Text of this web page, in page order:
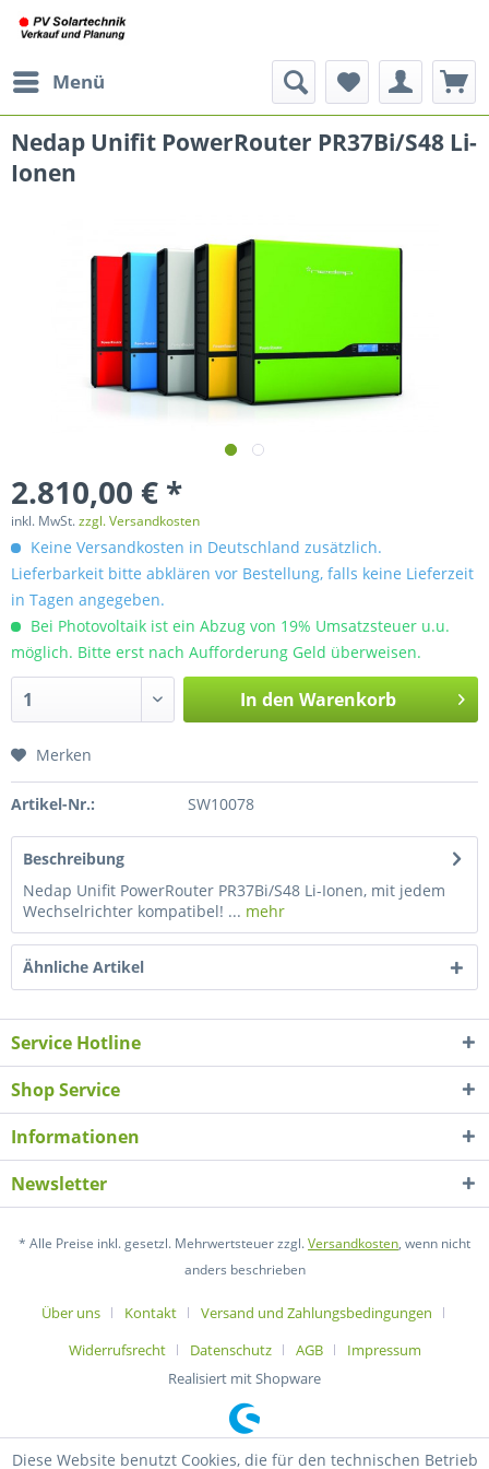
Menü
Nedap Unifit PowerRouter PR37Bi/S48 Li-
Ionen
2.810,00 € *
inkl. MwSt.zzgl. Versandkosten
Keine Versandkosten in Deutschland zusätzlich.
Lieferbarkeit bitte abklären vor Bestellung, falls keine Lieferzeit
in Tagen angegeben.
Bei Photovoltaik ist ein Abzug von 19% Umsatzsteuer u.u.
möglich. Bitte erst nach Aufforderung Geld überweisen.
In den Warenkorb
Merken
Artikel-Nr.: SW10078
Beschreibung
Nedap Unifit PowerRouter PR37Bi/S48 Li-Ionen, mit jedem
Wechselrichter kompatibel! ... mehr
Ähnliche Artikel
Service Hotline
Shop Service
Informationen
Newsletter
* Alle Preise inkl. gesetzl. Mehrwertsteuer zzgl.Versandkosten, wenn nicht
anders beschrieben
Über uns Kontakt
Versand und Zahlungsbedingungen
Widerrufsrecht
Datenschutz AGB
Impressum
Realisiert mit Shopware
Diese Website benutzt Cookies, die für den technischen Betrieb